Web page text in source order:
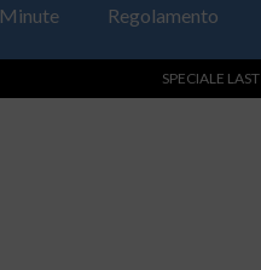
Regolamento
SPECIALE